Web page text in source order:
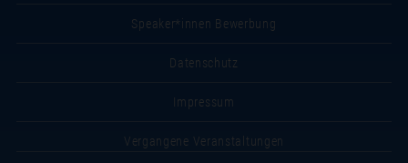
Speaker*innen Bewerbung
Datenschutz
Impressum
Vergangene Veranstaltungen